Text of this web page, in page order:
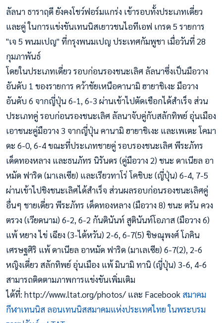
ลัลนา ธาราฤดี ยังคงโชว์ฟอร์มแกร่ง เข้ารอบทั้งประเภทเดี่ยว
และคู่ ในการแข่งขันเทนนิสเยาวชนไอทีเอฟ เกรด 5 รายการ
"เจ 5 พนมเปญ" ที่กรุงพนมเปญ ประเทศกัมพูชา เมื่อวันที่ 28
กุมภาพันธ์
โดยในประเภทเดี่ยว รอบก่อนรองชนะเลิศ ลัลนาซึ่งเป็นมือวาง
อันดับ 1 ของรายการ คว้าชัยเหนือคานามิ ฮายาชิเงะ มือวาง
อันดับ 6 จากญี่ปุ่น 6-1, 6-3 ผ่านเข้าไปตัดเชือกได้สำเร็จ ส่วน
ประเภทคู่ รอบก่อนรองชนะเลิศ ลัลนาจับคู่กับสลักทิพย์ อุ่นเมือง
เอาชนะคู่มือวาง 3 จากญี่ปุ่น คานามิ ฮายาชิเงะ และเพเตะ โคมา
ดะ 6-0, 6-4 ขณะที่ประเภทชายคู่ รอบรองชนะเลิศ พีระภัทร
เด็ดทองหลาง และธนภัทร นิรันดร (คู่มือวาง 2) ชนะ ดาเนียล อา
หมัด ฟาริด (มาเลเซีย) และเรียวทาโร่ โคชิบะ (ญี่ปุ่น) 6-4, 7-5
ผ่านเข้าไปชิงชนะเลิศได้สำเร็จ ส่วนผลรอบก่อนรองชนะเลิศคู่
อื่นๆ ชายเดี่ยว พีระภัทร เด็ดทองหลาง (มือวาง 8) ชนะ ตรัน ควง
ตรวง (เวียดนาม) 6-2, 6-2 กันตินันท์ สูตินันท์โอภาส (มือวาง 6)
แพ้ หยาง ไข่ เฉียง (3-ไต้หวัน) 2-6, 6-7(5) ชิษณุพงศ์ โภคิน
เศรษฐศิริ แพ้ ดาเนียล อาหมัด ฟาริด (มาเลเซีย) 6-7(2), 2-6
หญิงเดี่ยว สลักทิพย์ อุ่นเมือง แพ้ มินามิ ทานิ (ญี่ปุ่น) 3-6, 4-6
สามารถติดตามภาพการแข่งขันเพิ่มเติม
ได้ที่: http://www.ltat.org/photos/ และ Facebook สมาคม
กีฬาเทนนิส ลอนเทนนิสสมาคมแห่งประเทศไทย ในพระบรม